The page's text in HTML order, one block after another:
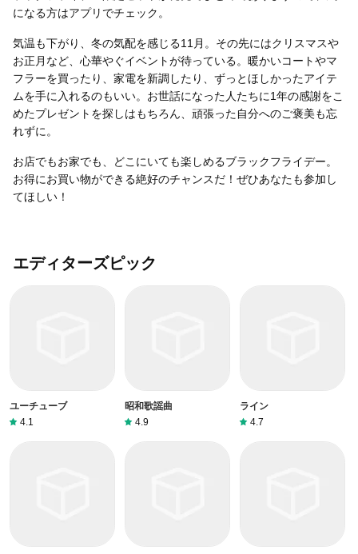
になる方はアプリでチェック。
気温も下がり、冬の気配を感じる11月。その先にはクリスマスや
お正月など、心華やぐイベントが待っている。暖かいコートやマ
フラーを買ったり、家電を新調したり、ずっとほしかったアイテ
ムを手に入れるのもいい。お世話になった人たちに1年の感謝をこ
めたプレゼントを探しはもちろん、頑張った自分へのご褒美も忘
れずに。
お店でもお家でも、どこにいても楽しめるブラックフライデー。
お得にお買い物ができる絶好のチャンスだ！ぜひあなたも参加し
てほしい！
エディターズピック
ユーチューブ
4.1
昭和歌謡曲
4.9
ライン
4.7